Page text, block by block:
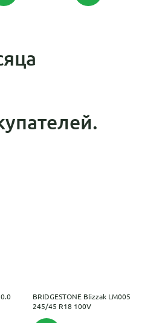
BRIDGESTONE Blizzak LM005
245/45 R18 100V